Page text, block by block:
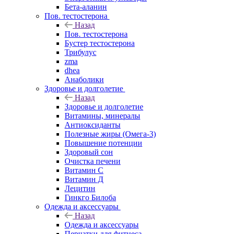
Бета-аланин
Пов. тестостерона
Назад
Пов. тестостерона
Бустер тестостерона
Трибулус
zma
dhea
Анаболики
Здоровье и долголетие
Назад
Здоровье и долголетие
Витамины, минералы
Антиоксиданты
Полезные жиры (Омега-3)
Повышение потенции
Здоровый сон
Очистка печени
Витамин С
Витамин Д
Лецитин
Гинкго Билоба
Одежда и аксессуары
Назад
Одежда и аксессуары